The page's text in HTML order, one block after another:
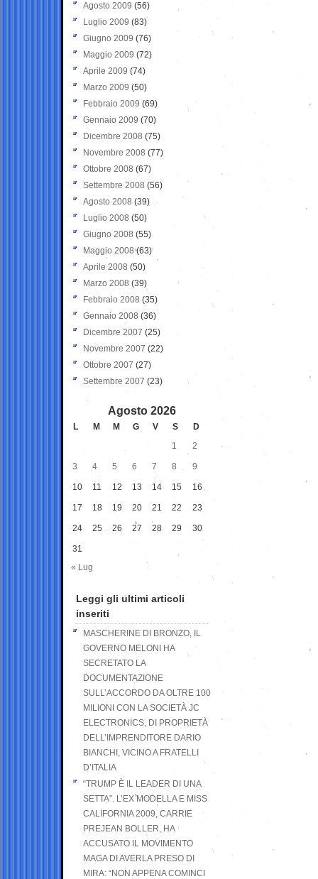
Agosto 2009 (56)
Luglio 2009 (83)
Giugno 2009 (76)
Maggio 2009 (72)
Aprile 2009 (74)
Marzo 2009 (50)
Febbraio 2009 (69)
Gennaio 2009 (70)
Dicembre 2008 (75)
Novembre 2008 (77)
Ottobre 2008 (67)
Settembre 2008 (56)
Agosto 2008 (39)
Luglio 2008 (50)
Giugno 2008 (55)
Maggio 2008(63)
Aprile 2008 (50)
Marzo 2008 (39)
Febbraio 2008 (35)
Gennaio 2008 (36)
Dicembre 2007 (25)
Novembre 2007 (22)
Ottobre 2007 (27)
Settembre 2007 (23)
Agosto 2026
L M M G V S
D
1
2
3 4 5 6 7 8 9
10 11 12 13 14 15 16
17 18 19 20 21 22 23
24 25 26 27 28 29 30
31
« Lug
Leggi gli ultimi articoli
inseriti
MASCHERINE DI BRONZO, IL
GOVERNO MELONI HA
SECRETATO LA
DOCUMENTAZIONE
SULL’ACCORDO DA OLTRE 100
MILIONI CON LA SOCIETÀ JC
ELECTRONICS, DI PROPRIETÀ
DELL’IMPRENDITORE DARIO
BIANCHI, VICINO A FRATELLI
D’ITALIA
“TRUMP È IL LEADER DI UNA
SETTA”. L’EX MODELLA E MISS
CALIFORNIA 2009, CARRIE
PREJEAN BOLLER, HA
ACCUSATO IL MOVIMENTO
MAGA DI AVERLA PRESO DI
MIRA: “NON APPENA COMINCI